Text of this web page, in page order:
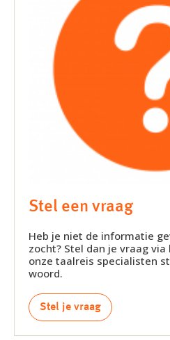
Stel een vraag
Heb je niet de informatie
zocht? Stel dan je vraag
onze taalreis specialisten
woord.
Stel je vraag